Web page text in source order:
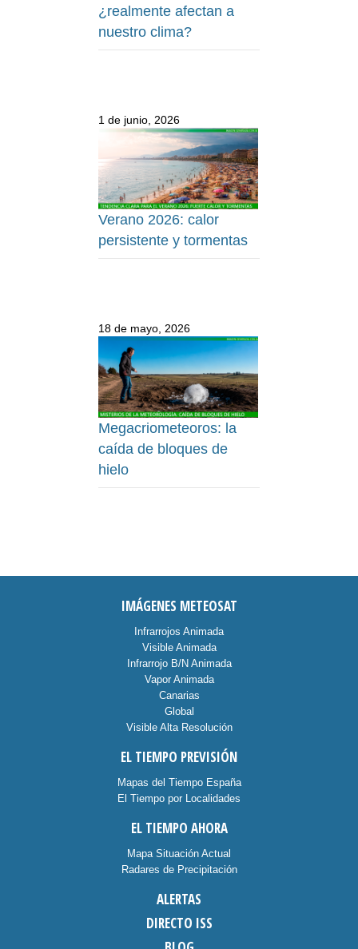
¿realmente afectan a
nuestro clima?
1 de junio, 2026
Verano 2026: calor
persistente y tormentas
18 de mayo, 2026
Megacriometeoros: la
caída de bloques de
hielo
IMÁGENES METEOSAT
Infrarrojos Animada
Visible Animada
Infrarrojo B/N Animada
Vapor Animada
Canarias
Global
Visible Alta Resolución
EL TIEMPO PREVISIÓN
Mapas del Tiempo España
El Tiempo por Localidades
EL TIEMPO AHORA
Mapa Situación Actual
Radares de Precipitación
ALERTAS
DIRECTO ISS